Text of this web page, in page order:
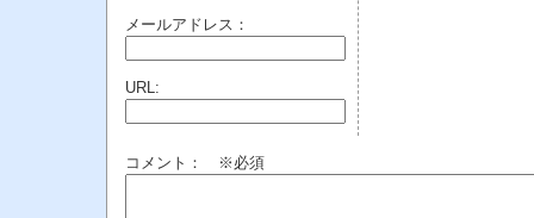
メールアドレス：
URL:
コメント： ※必須